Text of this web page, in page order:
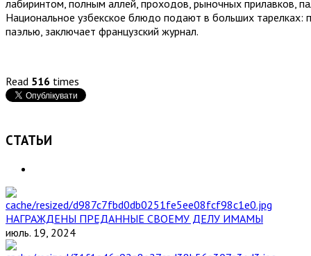
лабиринтом, полным аллей, проходов, рыночных прилавков,
Национальное узбекское блюдо подают в больших тарелках:
паэлью, заключает французский журнал.
Read 516 times
СТАТЬИ
НАГРАЖДЕНЫ ПРЕДАННЫЕ СВОЕМУ ДЕЛУ ИМАМЫ
июль. 19, 2024